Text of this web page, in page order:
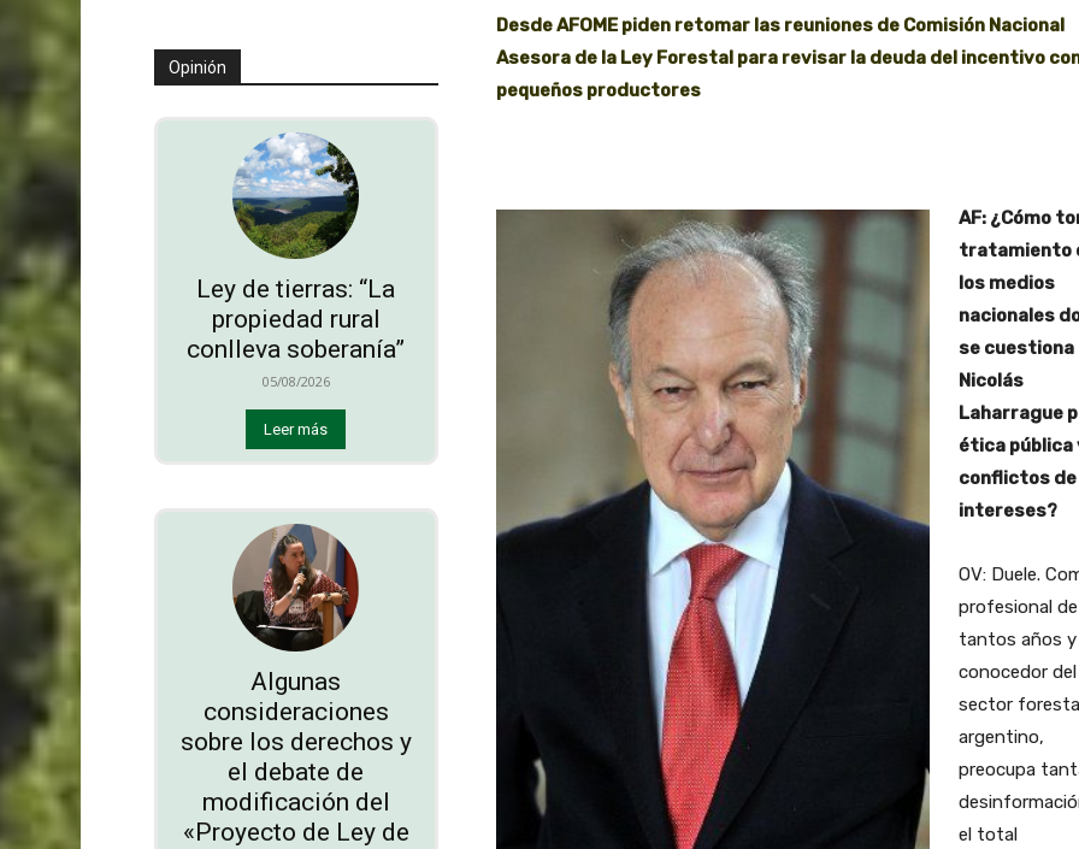
Opinión
Ley de tierras: “La
propiedad rural
conlleva soberanía”
05/08/2026
Leer más
Algunas
consideraciones
sobre los derechos y
el debate de
modificación del
«Proyecto de Ley de
Desde AFOME piden retomar las reuniones de Comisión Nacional
Asesora de la Ley Forestal para revisar la deuda del incentivo
pequeños productores
AF: ¿Cómo
tratamiento
los medios
nacionales
se cuestiona
Nicolás
Laharrague
ética pública
conflictos de
intereses?
OV: Duele.
profesional de
tantos años y
conocedor del
sector
argentino,
preocupa
el total